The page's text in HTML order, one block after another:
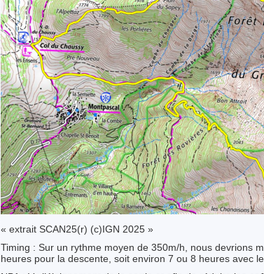
« extrait SCAN25(r) (c)IGN 2025 »
Timing : Sur un rythme moyen de 350m/h, nous devrions
heures pour la descente, soit environ 7 ou 8 heures avec